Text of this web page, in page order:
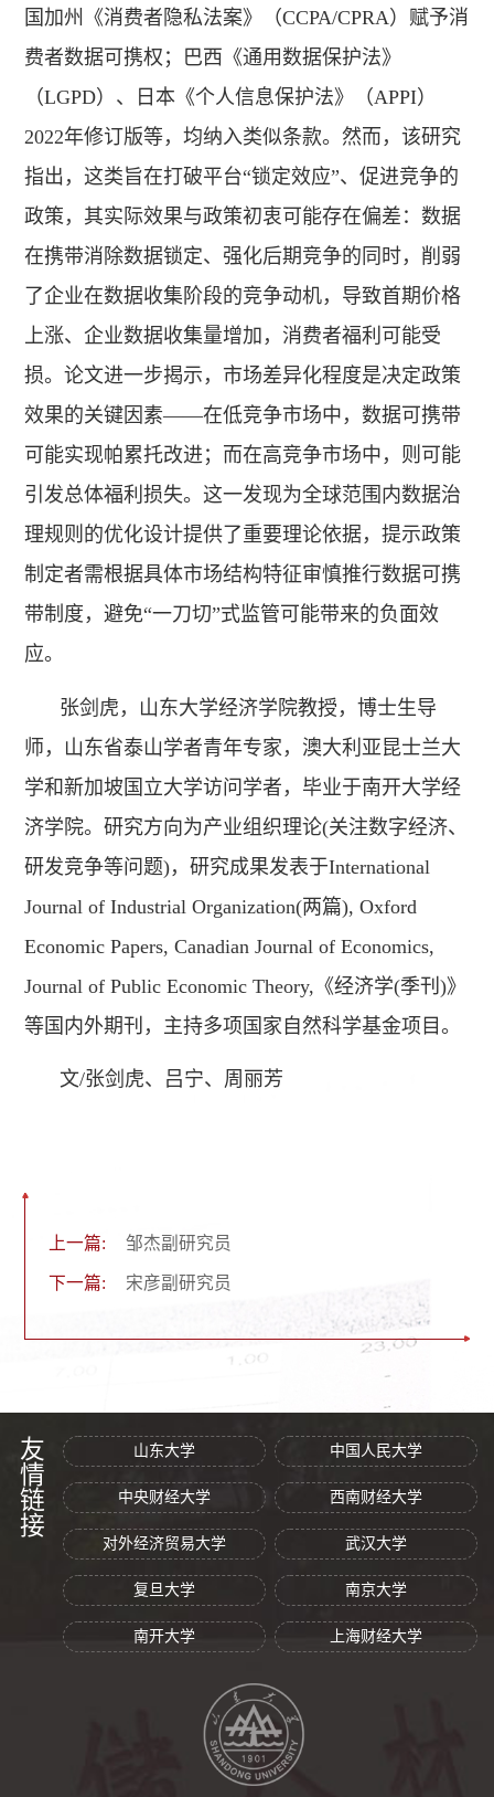
国加州《消费者隐私法案》（CCPA/CPRA）赋予消
费者数据可携权；巴西《通用数据保护法》
（LGPD）、日本《个人信息保护法》（APPI）
2022年修订版等，均纳入类似条款。然而，该研究
指出，这类旨在打破平台“锁定效应”、促进竞争的
政策，其实际效果与政策初衷可能存在偏差：数据
在携带消除数据锁定、强化后期竞争的同时，削弱
了企业在数据收集阶段的竞争动机，导致首期价格
上涨、企业数据收集量增加，消费者福利可能受
损。论文进一步揭示，市场差异化程度是决定政策
效果的关键因素——在低竞争市场中，数据可携带
可能实现帕累托改进；而在高竞争市场中，则可能
引发总体福利损失。这一发现为全球范围内数据治
理规则的优化设计提供了重要理论依据，提示政策
制定者需根据具体市场结构特征审慎推行数据可携
带制度，避免“一刀切”式监管可能带来的负面效
应。
张剑虎，山东大学经济学院教授，博士生导
师，山东省泰山学者青年专家，澳大利亚昆士兰大
学和新加坡国立大学访问学者，毕业于南开大学经
济学院。研究方向为产业组织理论(关注数字经济、
研发竞争等问题)，研究成果发表于International
Journal of Industrial Organization(两篇), Oxford
Economic Papers, Canadian Journal of Economics,
Journal of Public Economic Theory,《经济学(季刊)》
等国内外期刊，主持多项国家自然科学基金项目。
文/张剑虎、吕宁、周丽芳
上一篇: 邹杰副研究员
下一篇: 宋彦副研究员
友情链接 山东大学 中国人民大学
中央财经大学 西南财经大学
对外经济贸易大学 武汉大学
复旦大学 南京大学
南开大学 上海财经大学